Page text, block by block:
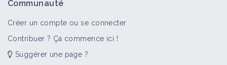
Communauté
Créer un compte ou se connecter
Contribuer ? Ça commence ici !
Suggérer une page ?